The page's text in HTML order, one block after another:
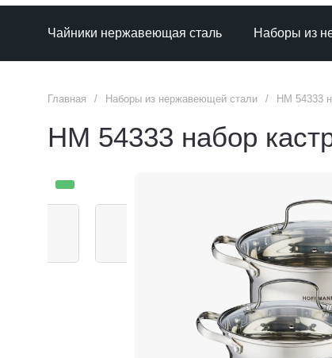
Чайники нержавеющая сталь Наборы из
Главная / Наборы из нержавеющей стали / НМ 54333
НМ 54333 набор